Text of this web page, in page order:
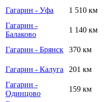
Гагарин - Уфа 1 510 км
Гагарин -
Балаково
1 140 км
Гагарин - Брянск
370 км
Гагарин - Калуга
201 км
Гагарин -
Одинцово
159 км